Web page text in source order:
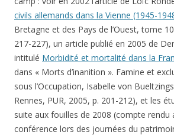
civils allemands dans la Vienne (1945-
Bretagne et des Pays de l’Ouest, tome
217-227), un article publié en 2005 de
intitulé Morbidité et mortalité dans la
dans « Morts d’inanition ». Famine et
sous l’Occupation, Isabelle von
Rennes, PUR, 2005, p. 201-212), et les
suite aux fouilles de 2008 (compte rendu
conférence lors des journées du